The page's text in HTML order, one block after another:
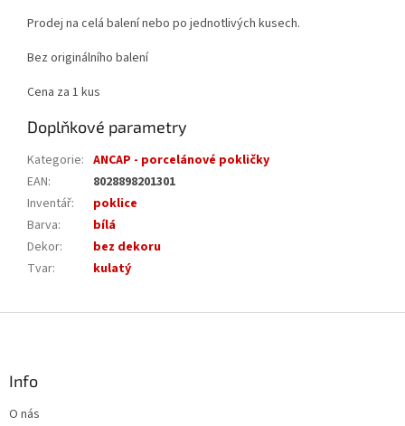
Prodej na celá balení nebo po jednotlivých kusech.
Bez originálního balení
Cena za 1 kus
Doplňkové parametry
Kategorie: ANCAP - porcelánové pokličky
EAN:
8028898201301
Inventář:
poklice
Barva:
bílá
Dekor:
bez dekoru
Tvar: kulatý
Info
O nás